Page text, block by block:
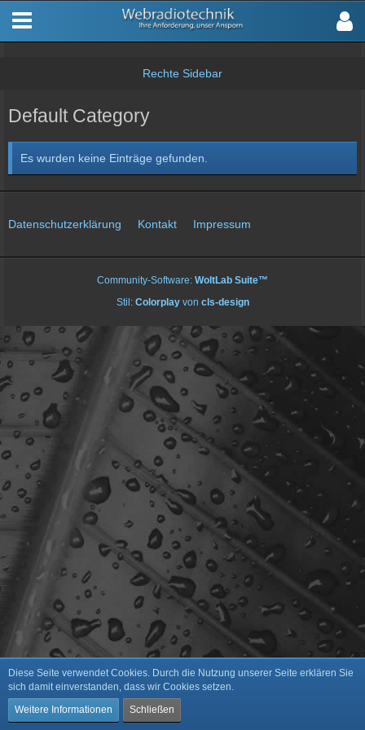
Default Category
Es wurden keine Einträge gefunden.
Datenschutzerklärung Kontakt Impressum
Community-Software: WoltLab Suite™
Stil: Colorplayvon cls-design
Diese Seite verwendet Cookies. Durch die Nutzung unserer Seite erklären Sie
sich damit einverstanden, dass wir Cookies setzen.
Weitere Informationen
Schließen